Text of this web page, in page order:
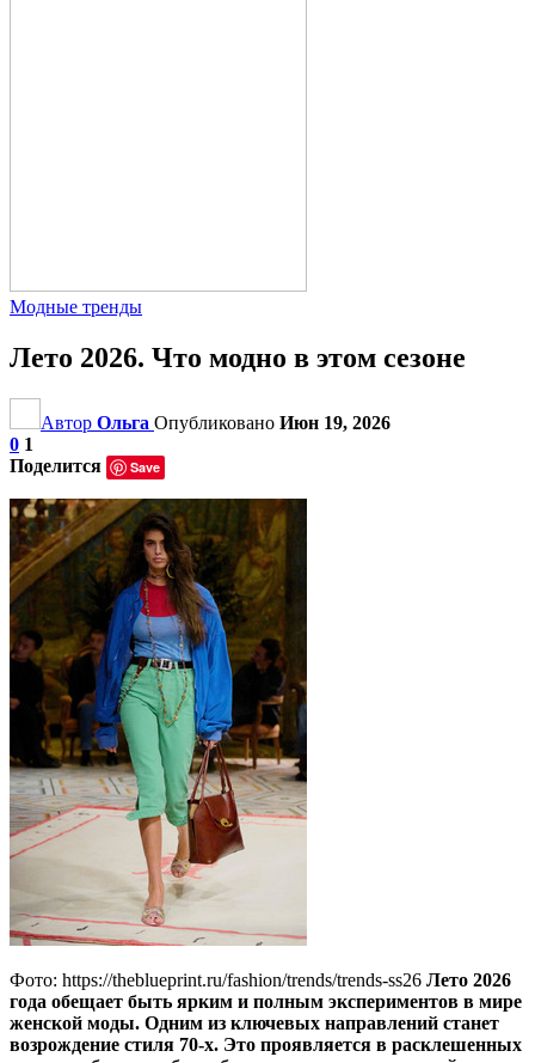
Модные тренды
Лето 2026. Что модно в этом сезоне
Автор Ольга Опубликовано Июн 19, 2026
0 1
Поделится
Save
Фото: https://theblueprint.ru/fashion/trends/trends-ss26 Лето 2026
года обещает быть ярким и полным экспериментов в мире
женской моды. Одним из ключевых направлений станет
возрождение стиля 70-х. Это проявляется в расклешенных